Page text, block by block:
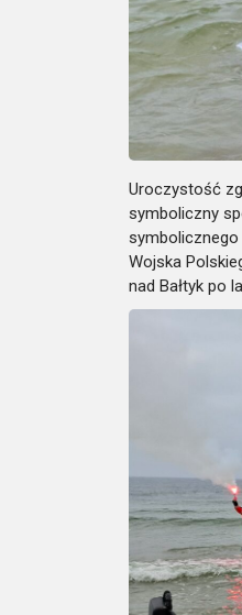
Uroczystość
symboliczny
symbolicznego
Wojska
nad Bałtyk po